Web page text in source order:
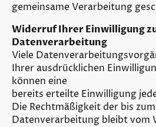
gemeinsame Verarbeitung
Widerruf Ihrer Einwilligung
Datenverarbeitung
Viele
Ihrer ausdrücklichen
können eine
bereits erteilte Einwilligung
Die Rechtmäßigkeit der bis
Datenverarbeitung bleibt vom